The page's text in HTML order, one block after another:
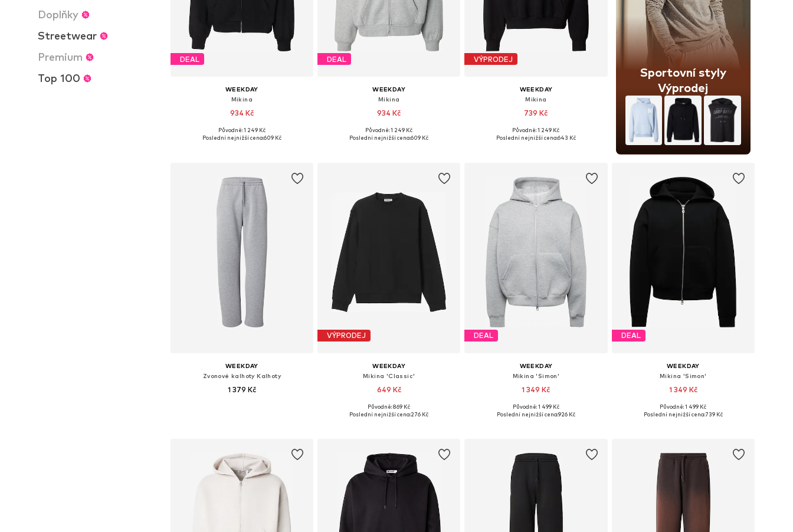
Doplňky
Streetwear
Premium
Top 100
DEAL
WEEKDAY
Mikina
934 Kč
Dostupné velikosti: XS, S, M, L, XL
Původně: 1 249 Kč
Poslední nejnižší cena:609 Kč
DEAL
WEEKDAY
Mikina
934 Kč
Dostupné velikosti: XS, S, M, L, XL
Původně: 1 249 Kč
Poslední nejnižší cena:609 Kč
VÝPRODEJ
WEEKDAY
Mikina
739 Kč
Dostupné velikosti: XS, S, M, L, XL
Původně: 1 249 Kč
Poslední nejnižší cena:643 Kč
Sportovní styly
Výprodej
WEEKDAY
Zvonové kalhoty Kalhoty
1 379 Kč
VÝPRODEJ
WEEKDAY
Mikina 'Classic'
649 Kč
Dostupné velikosti: XS, S, M, L
Původně: 869 Kč
Poslední nejnižší cena:276 Kč
DEAL
WEEKDAY
Mikina 'Simon'
1 349 Kč
Dostupné velikosti: XS, S, M, L, XL
Původně: 1 499 Kč
Poslední nejnižší cena:926 Kč
DEAL
WEEKDAY
Mikina 'Simon'
1 349 Kč
Dostupné velikosti: XS, S, M, L, XL
Původně: 1 499 Kč
Poslední nejnižší cena:739 Kč